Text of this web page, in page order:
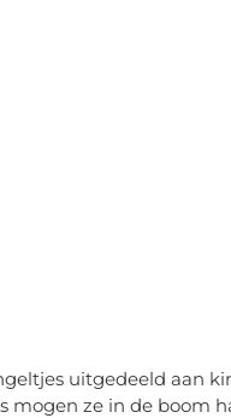
uitgedeeld aan
mogen ze in de boom